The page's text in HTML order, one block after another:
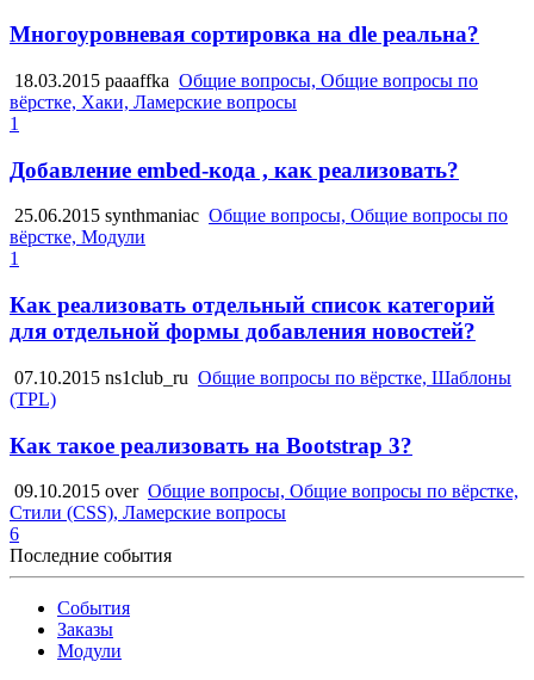
Многоуровневая сортировка на dle реальна?
18.03.2015 paaaffka Общие вопросы, Общие вопросы по
вёрстке, Хаки, Ламерские вопросы
1
Добавление embed-кода , как реализовать?
25.06.2015 synthmaniac Общие вопросы, Общие вопросы по
вёрстке, Модули
1
Как реализовать отдельный список категорий
для отдельной формы добавления новостей?
07.10.2015 ns1club_ru Общие вопросы по вёрстке, Шаблоны
(TPL)
Как такое реализовать на Bootstrap 3?
09.10.2015 over Общие вопросы, Общие вопросы по вёрстке,
Стили (CSS), Ламерские вопросы
6
Последние события
События
Заказы
Модули